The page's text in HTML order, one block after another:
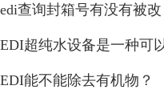
edi查询封箱号有没有被改
EDI超纯水设备是一种可
EDI能不能除去有机物？
edi膜堆会不会堵？官方
edi膜堆经常被用来处理污
会不会堵塞呢？